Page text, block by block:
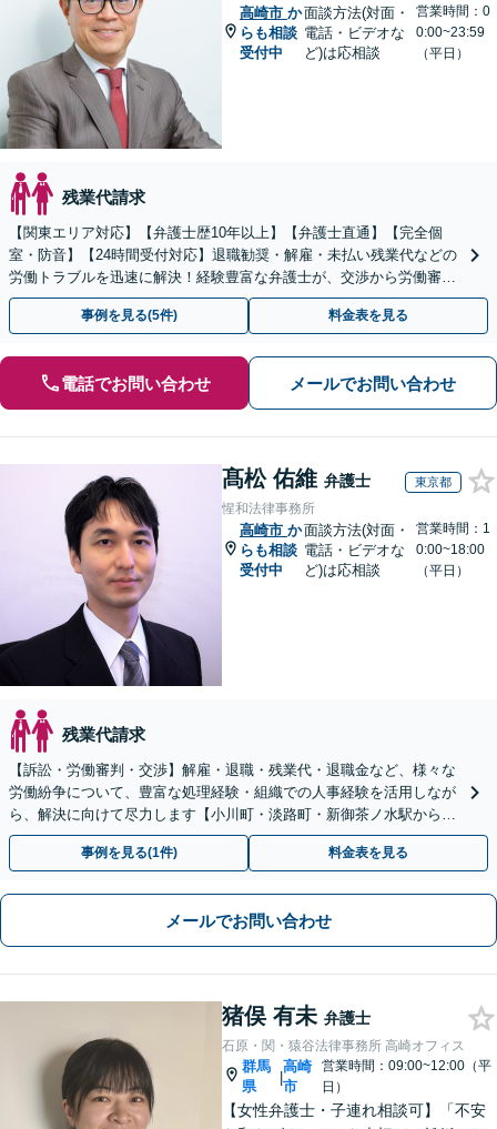
高崎市 か
らも相談
受付中
面談方法(対面・
電話・ビデオな
ど)は応相談
営業時間：0
0:00~23:59
（平日）
残業代請求
【関東エリア対応】【弁護士歴10年以上】【弁護士直通】【完全個
室・防音】【24時間受付対応】退職勧奨・解雇・未払い残業代などの
労働トラブルを迅速に解決！経験豊富な弁護士が、交渉から労働審判
まで一貫して対応いたします【オンライン相談可】
事例を見る(5件) 料金表を見る
電話でお問い合わせ メールでお問い合わせ
髙松 佑維 弁護士 東京都
惺和法律事務所
高崎市 か
らも相談
受付中
面談方法(対面・
電話・ビデオな
ど)は応相談
営業時間：1
0:00~18:00
（平日）
残業代請求
【訴訟・労働審判・交渉】解雇・退職・残業代・退職金など、様々な
労働紛争について、豊富な処理経験・組織での人事経験を活用しなが
ら、解決に向けて尽力します【小川町・淡路町・新御茶ノ水駅から約
1分、御茶ノ水駅も利用可】
事例を見る(1件) 料金表を見る
メールでお問い合わせ
猪俣 有未 弁護士
石原・関・猿谷法律事務所 高崎オフィス
群馬
県
|
高崎
市
営業時間：09:00~12:00（平
日）
【女性弁護士・子連れ相談可】「不安